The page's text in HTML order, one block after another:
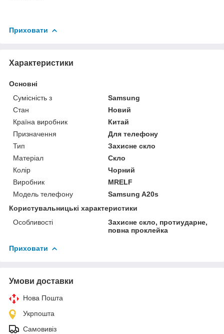
Приховати
Характеристики
Основні
Сумісність з
Samsung
Стан
Новий
Країна виробник
Китай
Призначення
Для телефону
Тип
Захисне скло
Матеріал
Скло
Колір
Чорний
Виробник
MRELF
Модель телефону
Samsung A20s
Користувальницькі характеристики
Особливості
Захисне скло, протиударне,
повна проклейка
Приховати
Умови доставки
Нова Пошта
Укрпошта
Самовивіз